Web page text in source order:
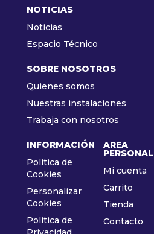
NOTICIAS
Noticias
Espacio Técnico
SOBRE NOSOTROS
Quienes somos
Nuestras instalaciones
Trabaja con nosotros
INFORMACIÓN
Política de
Cookies
Personalizar
Cookies
Política de
AREA
PERSONAL
Mi cuenta
Carrito
Tienda
Contacto